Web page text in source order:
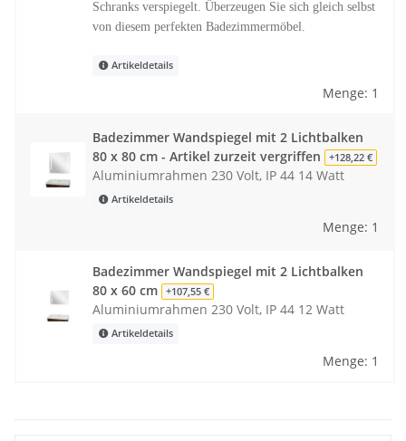
Schranks verspiegelt. Überzeugen Sie sich gleich selbst
von diesem perfekten Badezimmermöbel.
Artikeldetails
Menge: 1
Badezimmer Wandspiegel mit 2 Lichtbalken
80 x 80 cm - Artikel zurzeit vergriffen
+128,22 €
Aluminiumrahmen 230 Volt, IP 44 14 Watt
Artikeldetails
Menge: 1
Badezimmer Wandspiegel mit 2 Lichtbalken
80 x 60 cm
+107,55 €
Aluminiumrahmen 230 Volt, IP 44 12 Watt
Artikeldetails
Menge: 1